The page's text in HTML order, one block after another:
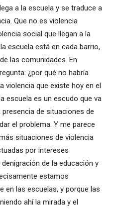
a la escuela y se traduce a
Que no es violencia
social que llegan a la
escuela está en cada barrio,
las comunidades. En
¿por qué no habría
violencia que existe hoy en el
escuela es un escudo que va
de situaciones de
el problema. Y me parece
situaciones de violencia
por intereses
de la educación y
estamos
en las escuelas, y porque las
ahí la mirada y el